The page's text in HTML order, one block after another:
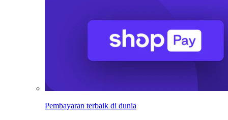
Pembayaran terbaik di dunia